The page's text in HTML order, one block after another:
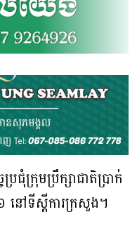
ជុំក្រុមប្រឹក្សាជាតិប្រាក់
នៅទីស្តីការក្រសួង។